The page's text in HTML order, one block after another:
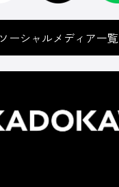
ソーシャルメディア一覧